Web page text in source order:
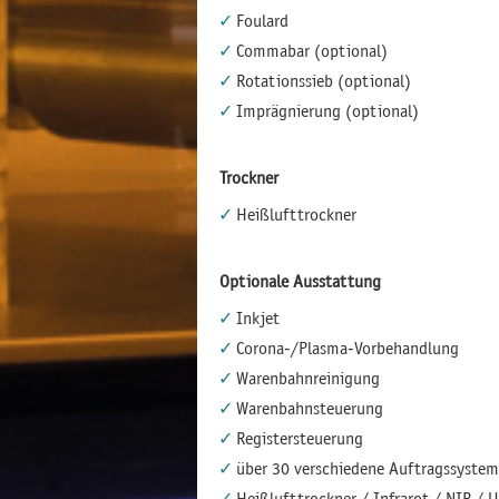
Foulard
Commabar (optional)
Rotationssieb (optional)
Imprägnierung (optional)
Trockner
Heißlufttrockner
Optionale Ausstattung
Inkjet
Corona-/Plasma-Vorbehandlung
Warenbahnreinigung
Warenbahnsteuerung
Registersteuerung
über 30 verschiedene